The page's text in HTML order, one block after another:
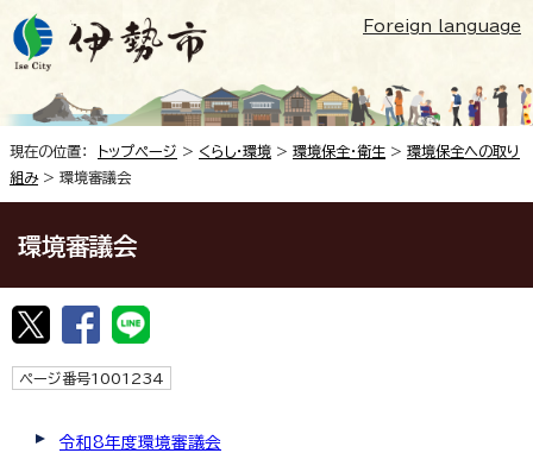
Foreign language
現在の位置： トップページ > くらし・環境 > 環境保全・衛生 > 環境保全への取り
組み> 環境審議会
環境審議会
ページ番号1001234
令和8年度環境審議会